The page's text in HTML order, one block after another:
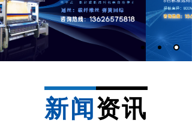
新闻 资讯